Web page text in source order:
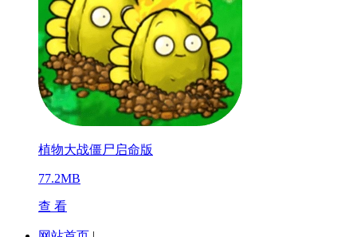
植物大战僵尸启命版
77.2MB
查 看